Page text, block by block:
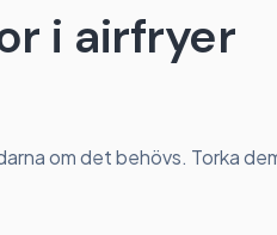
i airfryer
om det behövs. Torka